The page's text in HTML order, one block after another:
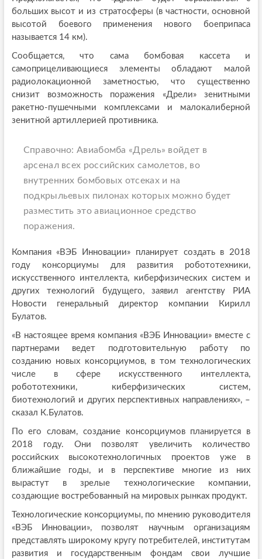
больших высот и из стратосферы (в частности, основной
высотой боевого применения нового боеприпаса
называется 14 км).
Сообщается, что сама бомбовая кассета и
самоприцеливающиеся элементы обладают малой
радиолокационной заметностью, что существенно
снизит возможность поражения «Дрели» зенитными
ракетно-пушечными комплексами и малокалиберной
зенитной артиллерией противника.
Справочно: Авиабомба «Дрель» войдет в
арсенал всех российских самолетов, во
внутренних бомбовых отсеках и на
подкрыльевых пилонах которых можно будет
разместить это авиационное средство
поражения.
Компания «ВЭБ Инновации» планирует создать в 2018
году консорциумы для развития робототехники,
искусственного интеллекта, киберфизических систем и
других технологий будущего, заявил агентству РИА
Новости генеральный директор компании Кирилл
Булатов.
«В настоящее время компания «ВЭБ Инновации» вместе с
партнерами ведет подготовительную работу по
созданию новых консорциумов, в том технологических
числе в сфере искусственного интеллекта,
робототехники, киберфизических систем,
биотехнологий и других перспективных направлениях», –
сказал К.Булатов.
По его словам, создание консорциумов планируется в
2018 году. Они позволят увеличить количество
российских высокотехнологичных проектов уже в
ближайшие годы, и в перспективе многие из них
вырастут в зрелые технологические компании,
создающие востребованный на мировых рынках продукт.
Технологические консорциумы, по мнению руководителя
«ВЭБ Инновации», позволят научным организациям
представлять широкому кругу потребителей, институтам
развития и государственным фондам свои лучшие